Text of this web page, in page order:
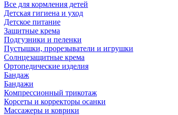
Все для кормления детей
Детская гигиена и уход
Детское питание
Защитные крема
Подгузники и пеленки
Пустышки, прорезыватели и игрушки
Солнцезащитные крема
Ортопедические изделия
Бандаж
Бандажи
Компрессионный трикотаж
Корсеты и корректоры осанки
Массажеры и коврики